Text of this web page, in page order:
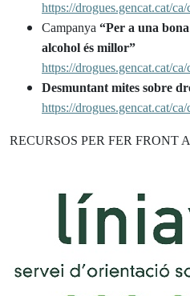
https://drogues.gencat.cat/
Campanya “Per a una
alcohol és millor”
https://drogues.gencat.cat/
Desmuntant mites sobre
https://drogues.gencat.cat/
RECURSOS PER FER FRONT